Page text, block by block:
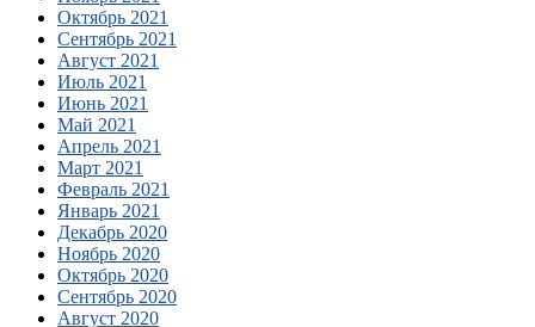
Октябрь 2021
Сентябрь 2021
Август 2021
Июль 2021
Июнь 2021
Май 2021
Апрель 2021
Март 2021
Февраль 2021
Январь 2021
Декабрь 2020
Ноябрь 2020
Октябрь 2020
Сентябрь 2020
Август 2020